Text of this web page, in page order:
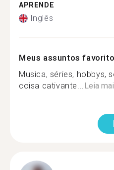
APRENDE
Inglês
Meus assuntos
Musica, séries, hobbys,
coisa cativante...Leia